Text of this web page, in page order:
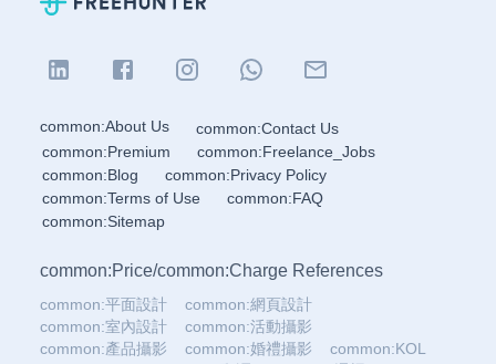
common:About Us
common:Contact Us
common:Premium
common:Freelance_Jobs
common:Blog
common:Privacy Policy
common:Terms of Use
common:FAQ
common:Sitemap
common:Price/common:Charge References
common:平面設計
common:網頁設計
common:室內設計
common:活動攝影
common:產品攝影
common:婚禮攝影
common:KOL